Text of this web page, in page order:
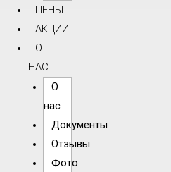
ЦЕНЫ
АКЦИИ
О
НАС
О
нас
Документы
Отзывы
Фото